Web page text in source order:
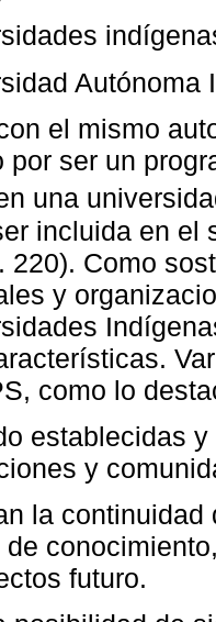
Autónoma
el mismo
por ser un
una
incluida en el
220). Como
y
como lo
establecidas
y
la
de
futuro.